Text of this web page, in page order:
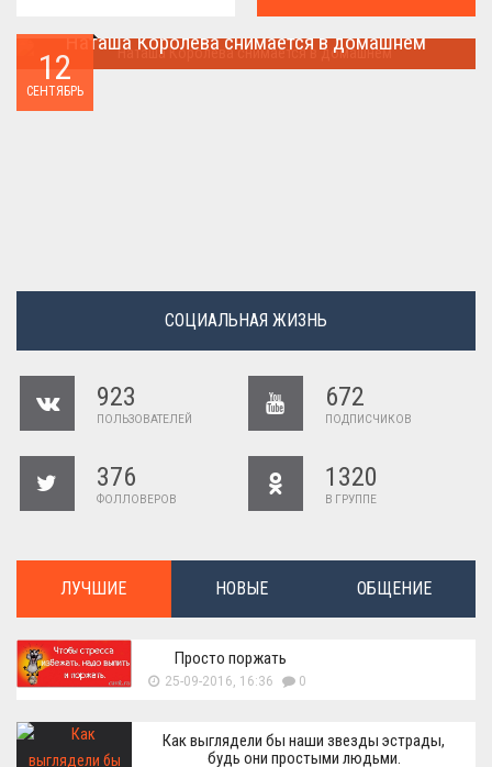
12
СЕНТЯБРЬ
Наташа Королева снимается в домашнем
СОЦИАЛЬНАЯ ЖИЗНЬ
923
ПОЛЬЗОВАТЕЛЕЙ
672
ПОДПИСЧИКОВ
376
ФОЛЛОВЕРОВ
1320
В ГРУППЕ
ЛУЧШИЕ НОВЫЕ ОБЩЕНИЕ
Просто поржать
25-09-2016, 16:36 0
Как выглядели бы наши звезды эстрады,
будь они простыми людьми.